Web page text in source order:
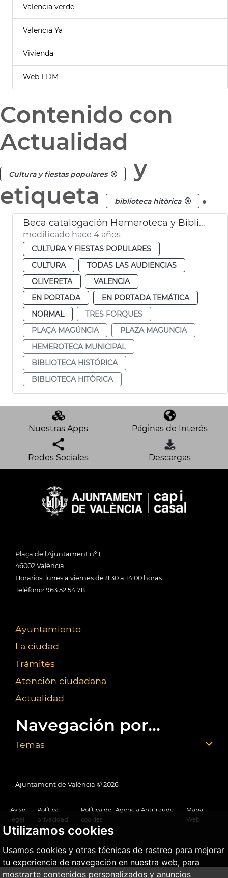
Utilizamos cookies
Usamos cookies y otras técnicas de rastreo para mejorar
tu experiencia de navegación en nuestra web, para
mostrarte contenidos personalizados y anuncios
Valencia verde
Valencia Ya
Vivienda
Web FDM
Contenido con
Actualidad
Cultura y fiestas populares
y
etiqueta
biblioteca hitòrica .
Beca catalogación Hemeroteca y Biblioteca Municipal
modificado hace 4 años
CULTURA Y FIESTAS POPULARES
CULTURA
TODAS LAS AUDIENCIAS
OLIVERETA
VALENCIA
EN PORTADA
EN PORTADA TEMÁTICA
NORMAL
TRES FORQUES
PLAÇA MAGÚNCIA
PLAZA MAGUNCIA
HEMEROTECA MUNICIPAL
BIBLIOTECA HISTÓRICA
BIBLIOTECA HITÒRICA
Nuestras Apps Páginas de Interés
Redes Sociales Descargas
Plaça de l'Ajuntament nº 1
46002 València
Horarios: lunes a viernes de 8:30 a 14:00 horas
Teléfono: 963 52 54 78
Ayuntamiento
La ciudad
Trámites
Atención ciudadana
Actualidad
Navegación por...
Temas
Ajuntament de València © 2026
Aviso
legal
Política
privacidad
Política de
cookies
Agencia Antifraude
Mapa
Web